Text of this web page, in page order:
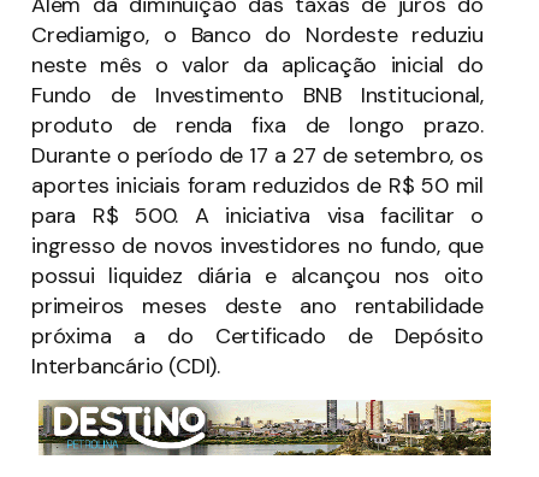
Crediamigo, o Banco do Nordeste reduziu
neste mês o valor da aplicação inicial do
Fundo de Investimento BNB Institucional,
produto de renda fixa de longo prazo.
Durante o período de 17 a 27 de setembro, os
aportes iniciais foram reduzidos de R$ 50 mil
para R$ 500. A iniciativa visa facilitar o
ingresso de novos investidores no fundo, que
possui liquidez diária e alcançou nos oito
primeiros meses deste ano rentabilidade
próxima a do Certificado de Depósito
Interbancário (CDI).